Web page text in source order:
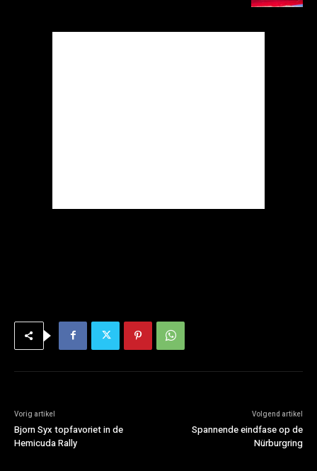
Vorig artikel
Bjorn Syx topfavoriet in de
Hemicuda Rally
Volgend artikel
Spannende eindfase op de
Nürburgring